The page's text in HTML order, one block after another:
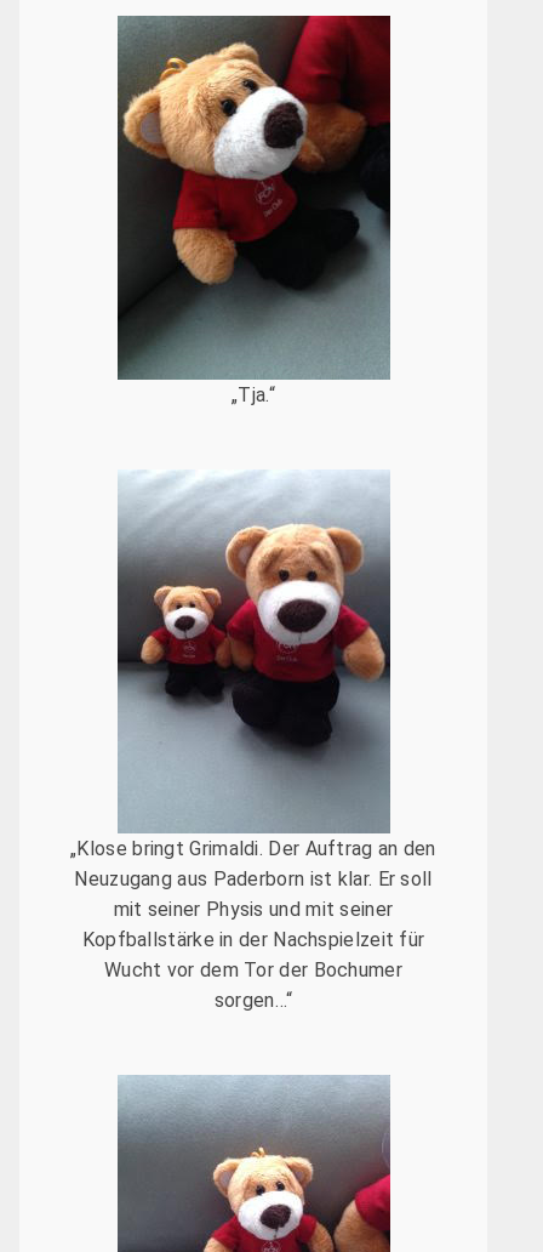
„Tja.“
„Klose bringt Grimaldi. Der Auftrag an den
Neuzugang aus Paderborn ist klar. Er soll
mit seiner Physis und mit seiner
Kopfballstärke in der Nachspielzeit für
Wucht vor dem Tor der Bochumer
sorgen…“